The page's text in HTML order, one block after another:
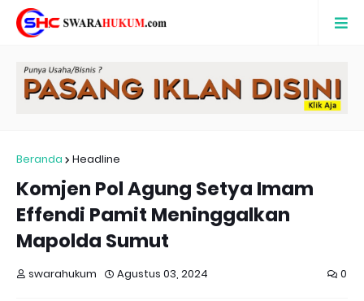
Beranda Headline
Komjen Pol Agung Setya Imam
Effendi Pamit Meninggalkan
Mapolda Sumut
swarahukum Agustus 03, 2024 0